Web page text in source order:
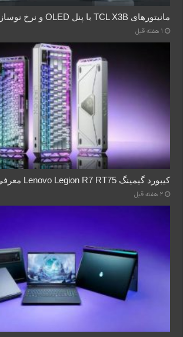
مانیتورهای TCL X3B با پنل OLED و نرخ نوسازی ۴۸۰ هرتز
1 هفته قبل
کیبورد گیمینگ Lenovo Legion R7 RT75 معرفی شد
2 هفته قبل